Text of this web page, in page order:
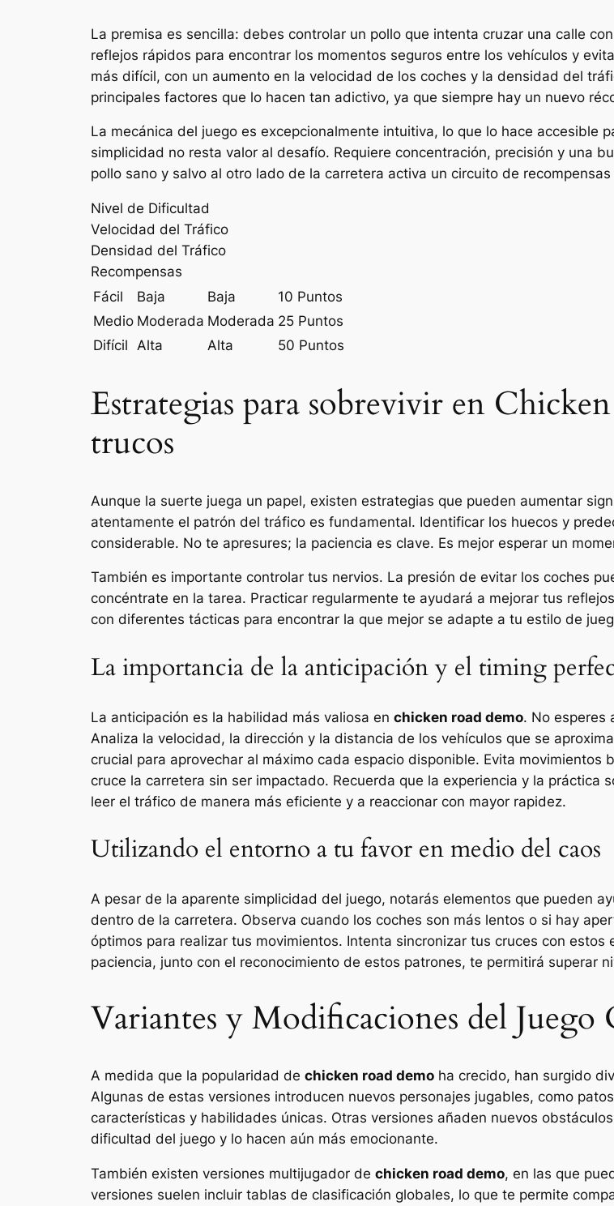
La premisa es sencilla: debes controlar un pollo que intenta cruzar una calle
reflejos rápidos para encontrar los momentos seguros entre los vehículos y
más difícil, con un aumento en la velocidad de los coches y la densidad del
principales factores que lo hacen tan adictivo, ya que siempre hay un nuevo
La mecánica del juego es excepcionalmente intuitiva, lo que lo hace accesible
simplicidad no resta valor al desafío. Requiere concentración, precisión y una
pollo sano y salvo al otro lado de la carretera activa un circuito de
Nivel de Dificultad
Velocidad del Tráfico
Densidad del Tráfico
Recompensas
Fácil
Baja Baja
10 Puntos
Medio Moderada Moderada 25 Puntos
Difícil Alta Alta 50 Puntos
Estrategias para sobrevivir en
trucos
Aunque la suerte juega un papel, existen estrategias que pueden aumentar
atentamente el patrón del tráfico es fundamental. Identificar los huecos y
considerable. No te apresures; la paciencia es clave. Es mejor esperar un
También es importante controlar tus nervios. La presión de evitar los coches
concéntrate en la tarea. Practicar regularmente te ayudará a mejorar tus
con diferentes tácticas para encontrar la que mejor se adapte a tu estilo de
La importancia de la anticipación y el timing
La anticipación es la habilidad más valiosa en chicken road demo. No esperes
Analiza la velocidad, la dirección y la distancia de los vehículos que se
crucial para aprovechar al máximo cada espacio disponible. Evita movimientos
cruce la carretera sin ser impactado. Recuerda que la experiencia y la práctica
leer el tráfico de manera más eficiente y a reaccionar con mayor rapidez.
Utilizando el entorno a tu favor en medio del caos
A pesar de la aparente simplicidad del juego, notarás elementos que pueden
dentro de la carretera. Observa cuando los coches son más lentos o si hay
óptimos para realizar tus movimientos. Intenta sincronizar tus cruces con
paciencia, junto con el reconocimiento de estos patrones, te permitirá superar
Variantes y Modificaciones del
A medida que la popularidad de chicken road demo ha crecido, han surgido
Algunas de estas versiones introducen nuevos personajes jugables, como
características y habilidades únicas. Otras versiones añaden nuevos
dificultad del juego y lo hacen aún más emocionante.
También existen versiones multijugador de chicken road demo, en las que
versiones suelen incluir tablas de clasificación globales, lo que te permite